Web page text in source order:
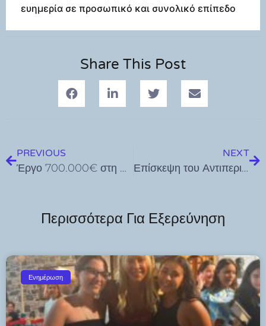
ευημερία σε προσωπικό και συνολικό επίπεδο
Share This Post
PREVIOUS
Έργο 700.000€ στη ΔΕΥΑΚ για εκσυγχρονισμό 2300ων μέτρων δικτύου ύδρευσης Δημοπρατείται και ξεκινά στους επόμενους μήνες
NEXT
Επίσκεψη του Αντιπεριφερειάρχη Πρωτογενούς Τομέα Φιλήμονα Ζαννετίδη σε Κω, Λέρο και Αγαθονήσι
Περισσότερα Για Εξερεύνηση
Ενημέρωση